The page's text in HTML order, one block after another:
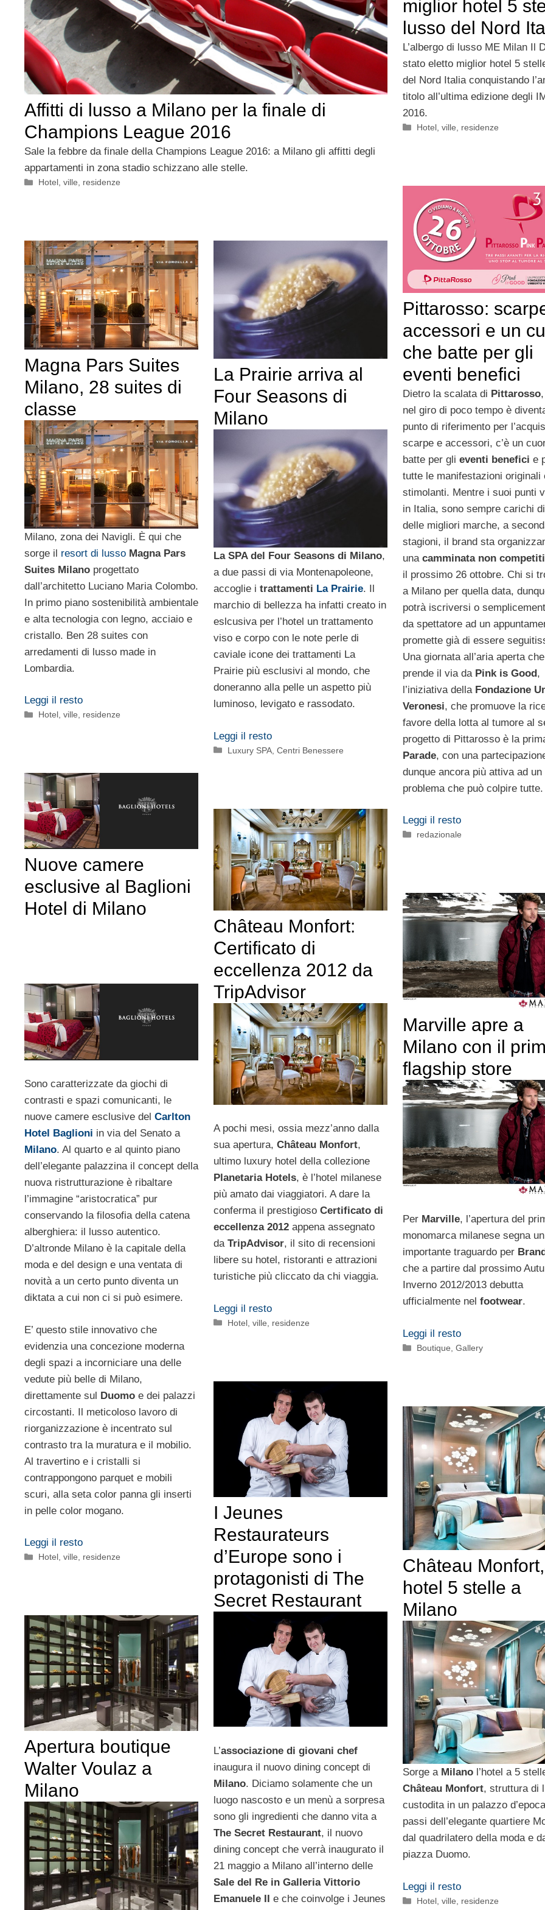
Affitti di lusso a Milano per la finale di
Champions League 2016
Sale la febbre da finale della Champions League 2016: a Milano gli affitti degli
appartamenti in zona stadio schizzano alle stelle.
Categorie
Hotel, ville, residenze
miglior hotel 5
lusso del Nord
L’albergo di lusso ME Milan Il
stato eletto miglior hotel 5
del Nord Italia conquistando
titolo all’ultima edizione degli
2016.
Categorie
Hotel, ville, residenze
Pittarosso:
accessori e un
che batte per gli
eventi benefici
Dietro la scalata di Pittarosso
nel giro di poco tempo è
punto di riferimento per
scarpe e accessori, c’è un
batte per gli eventi benefici e
tutte le manifestazioni originali
stimolanti. Mentre i suoi punti
in Italia, sono sempre carichi
delle migliori marche, a
stagioni, il brand sta
una camminata non
il prossimo 26 ottobre. Chi si
a Milano per quella data,
potrà iscriversi o
da spettatore ad un
promette già di essere
Una giornata all’aria aperta che
prende il via da Pink is Good,
l’iniziativa della Fondazione
Veronesi, che promuove la
favore della lotta al tumore al
progetto di Pittarosso è la
Parade, con una
dunque ancora più attiva ad un
problema che può colpire tutte.
Leggi il resto
Categorie
redazionale
Magna Pars Suites
Milano, 28 suites di
classe
Milano, zona dei Navigli. È qui che
sorge il resort di lusso Magna Pars
Suites Milano progettato
dall’architetto Luciano Maria Colombo.
In primo piano sostenibilità ambientale
e alta tecnologia con legno, acciaio e
cristallo. Ben 28 suites con
arredamenti di lusso made in
Lombardia.
Leggi il resto
Categorie
Hotel, ville, residenze
La Prairie arriva al
Four Seasons di
Milano
La SPA del Four Seasons di Milano,
a due passi di via Montenapoleone,
accoglie i trattamenti La Prairie. Il
marchio di bellezza ha infatti creato in
eslcusiva per l’hotel un trattamento
viso e corpo con le note perle di
caviale icone dei trattamenti La
Prairie più esclusivi al mondo, che
doneranno alla pelle un aspetto più
luminoso, levigato e rassodato.
Leggi il resto
Categorie
Luxury SPA, Centri Benessere
Nuove camere
esclusive al Baglioni
Hotel di Milano
Sono caratterizzate da giochi di
contrasti e spazi comunicanti, le
nuove camere esclusive del Carlton
Hotel Baglioni in via del Senato a
Milano. Al quarto e al quinto piano
dell’elegante palazzina il concept della
nuova ristrutturazione è ribaltare
l’immagine “aristocratica” pur
conservando la filosofia della catena
alberghiera: il lusso autentico.
D’altronde Milano è la capitale della
moda e del design e una ventata di
novità a un certo punto diventa un
diktata a cui non ci si può esimere.
E’ questo stile innovativo che
evidenzia una concezione moderna
degli spazi a incorniciare una delle
vedute più belle di Milano,
direttamente sul Duomo e dei palazzi
circostanti. Il meticoloso lavoro di
riorganizzazione è incentrato sul
contrasto tra la muratura e il mobilio.
Al travertino e i cristalli si
contrappongono parquet e mobili
scuri, alla seta color panna gli inserti
in pelle color mogano.
Leggi il resto
Categorie
Hotel, ville, residenze
Château Monfort:
Certificato di
eccellenza 2012 da
TripAdvisor
A pochi mesi, ossia mezz’anno dalla
sua apertura, Château Monfort,
ultimo luxury hotel della collezione
Planetaria Hotels, è l’hotel milanese
più amato dai viaggiatori. A dare la
conferma il prestigioso Certificato di
eccellenza 2012 appena assegnato
da TripAdvisor, il sito di recensioni
libere su hotel, ristoranti e attrazioni
turistiche più cliccato da chi viaggia.
Leggi il resto
Categorie
Hotel, ville, residenze
Marville apre a
Milano con il
flagship store
Per Marville, l’apertura del
monomarca milanese segna
importante traguardo per
che a partire dal prossimo
Inverno 2012/2013 debutta
ufficialmente nel footwear.
Leggi il resto
Categorie
Boutique ,Gallery
I Jeunes
Restaurateurs
d’Europe sono i
protagonisti di The
Secret Restaurant
L’associazione di giovani chef
inaugura il nuovo dining concept di
Milano. Diciamo solamente che un
luogo nascosto e un menù a sorpresa
sono gli ingredienti che danno vita a
The Secret Restaurant, il nuovo
dining concept che verrà inaugurato il
21 maggio a Milano all’interno delle
Sale del Re in Galleria Vittorio
Emanuele II e che coinvolge i Jeunes
Château Monfort,
hotel 5 stelle a
Milano
Sorge a Milanol’hotel a 5
Château Monfort, struttura di
custodita in un palazzo
passi dell’elegante quartiere
dal quadrilatero della moda e
piazza Duomo.
Leggi il resto
Categorie
Hotel, ville, residenze
Apertura boutique
Walter Voulaz a
Milano